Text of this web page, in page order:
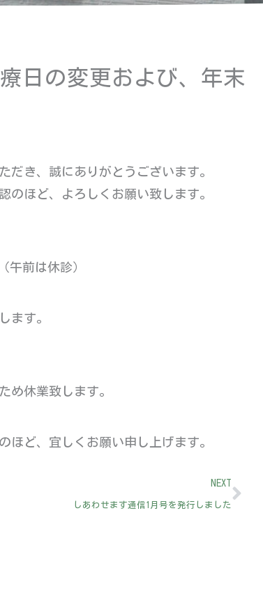
日の変更および、年末
だき、誠にありがとうございます。
のほど、よろしくお願い致します。
午前は休診）
ます。
め休業致します。
ほど、宜しくお願い申し上げます。
NEXT
しあわせます通信1月号を発行しました
Next